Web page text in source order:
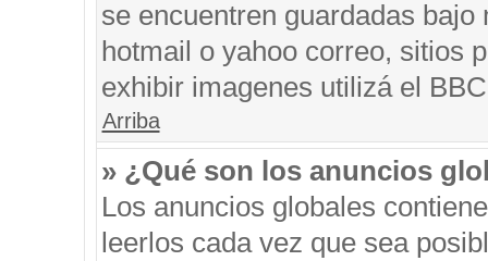
se encuentren guardadas
hotmail o yahoo correo, sitios
exhibir imagenes utilizá el
Arriba
» ¿Qué son los anuncios
Los anuncios globales
leerlos cada vez que sea